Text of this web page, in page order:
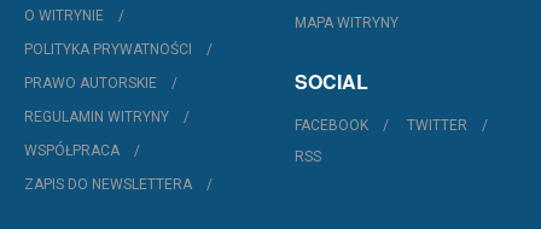
O WITRYNIE
POLITYKA PRYWATNOŚCI
PRAWO AUTORSKIE
REGULAMIN WITRYNY
WSPÓŁPRACA
ZAPIS DO NEWSLETTERA
MAPA WITRYNY
SOCIAL
FACEBOOK
TWITTER
RSS